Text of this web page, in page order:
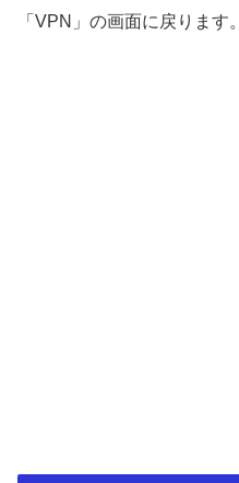
「VPN」の画面に戻ります。